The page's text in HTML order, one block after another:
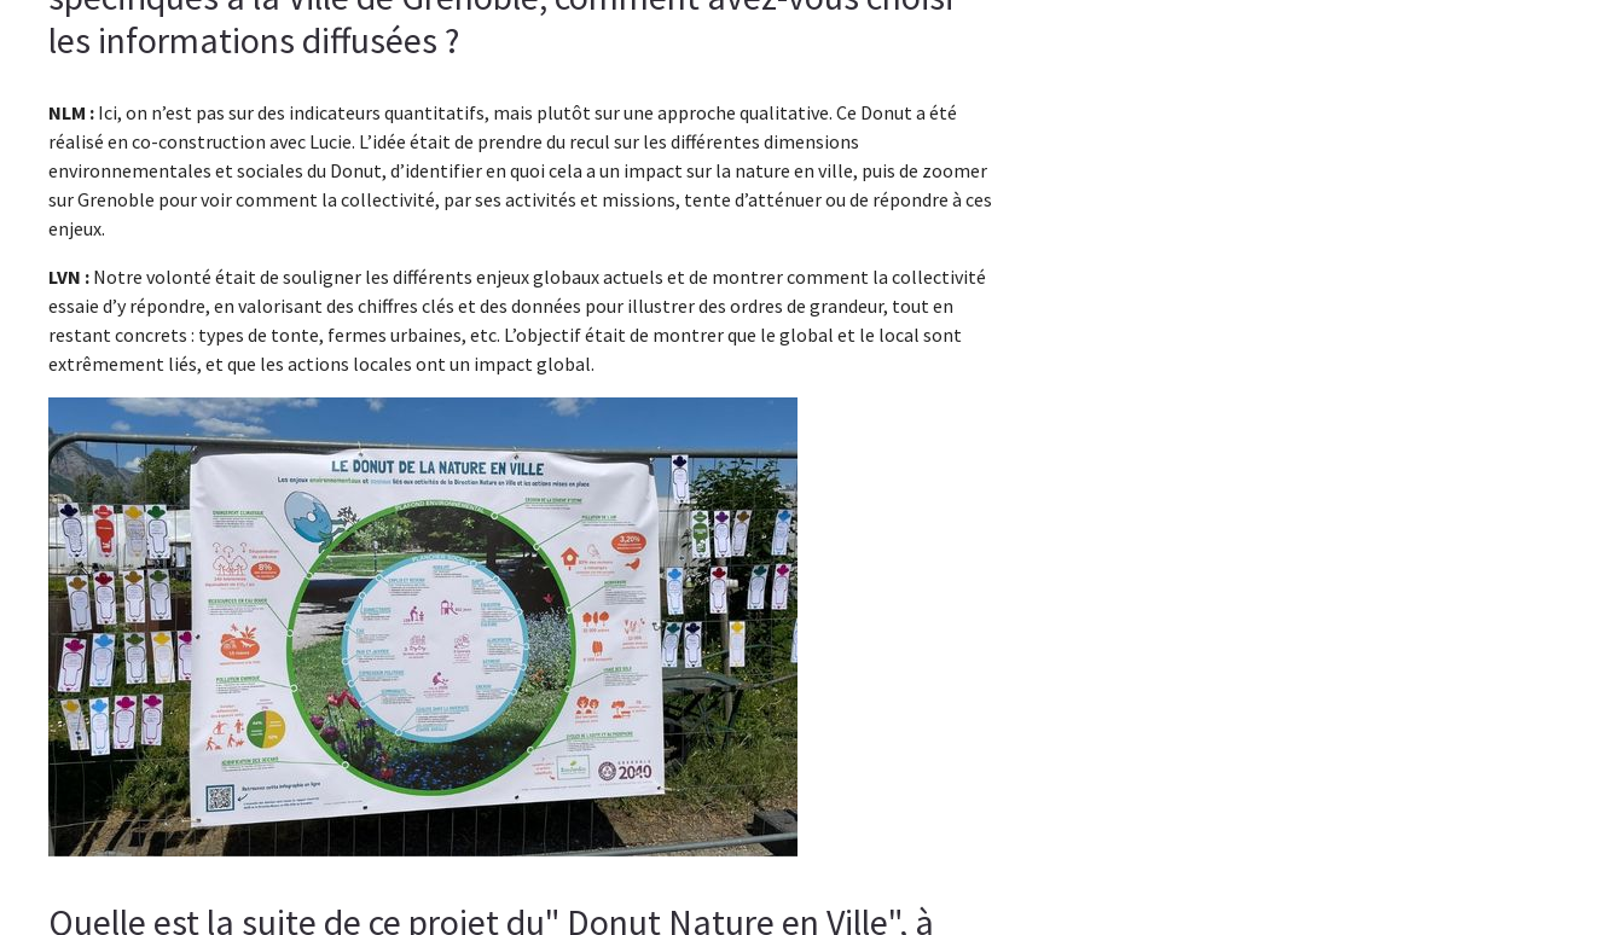
les informations diffusées ?
NLM : Ici, on n’est pas sur des indicateurs quantitatifs, mais plutôt sur une approche qualitative. Ce Donut a été
réalisé en co-construction avec Lucie. L’idée était de prendre du recul sur les différentes dimensions
environnementales et sociales du Donut, d’identifier en quoi cela a un impact sur la nature en ville, puis de zoomer
sur Grenoble pour voir comment la collectivité, par ses activités et missions, tente d’atténuer ou de répondre à ces
enjeux.
LVN : Notre volonté était de souligner les différents enjeux globaux actuels et de montrer comment la collectivité
essaie d’y répondre, en valorisant des chiffres clés et des données pour illustrer des ordres de grandeur, tout en
restant concrets : types de tonte, fermes urbaines, etc. L’objectif était de montrer que le global et le local sont
extrêmement liés, et que les actions locales ont un impact global.
Quelle est la suite de ce projet du" Donut Nature en Ville", à